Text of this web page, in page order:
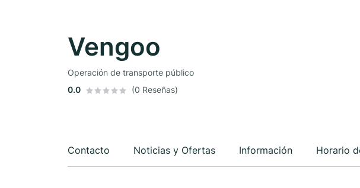
Vengoo
Operación de transporte público
0.0
(0 Reseñas)
Contacto Noticias y Ofertas Información Horario